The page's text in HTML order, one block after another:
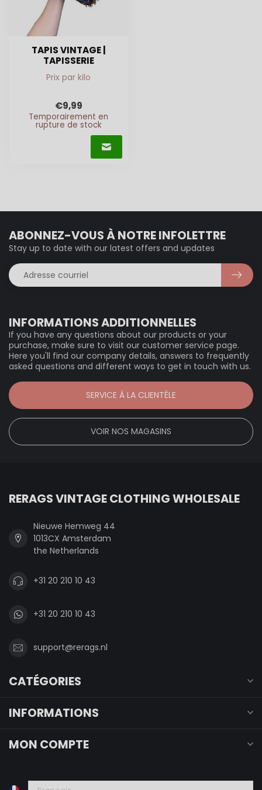
TAPIS VINTAGE |
TAPISSERIE
Prix par kilo
€9,99
Temporairement en
rupture de stock
INFORMATIONS ADDITIONNELLES
If you have any questions about our products or your
purchase, make sure to visit our customer service page.
Here you'll find our company details, answers to frequently
asked questions and different ways to get in touch with us.
SERVICE À LA CLIENTÈLE
VOIR NOS MAGASINS
ABONNEZ-VOUS À NOTRE INFOLETTRE
Stay up to date with our latest offers and updates
RERAGS VINTAGE CLOTHING WHOLESALE
Nieuwe Hemweg 44
1013CX Amsterdam
the Netherlands
+31 20 210 10 43
+31 20 210 10 43
support@rerags.nl
CATÉGORIES
INFORMATIONS
MON COMPTE